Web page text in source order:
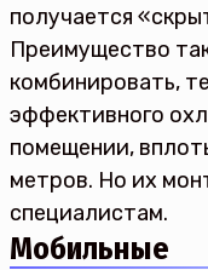
получается
Преимущество
комбинировать,
эффективного
помещении,
метров. Но их
специалистам.
Мобильные